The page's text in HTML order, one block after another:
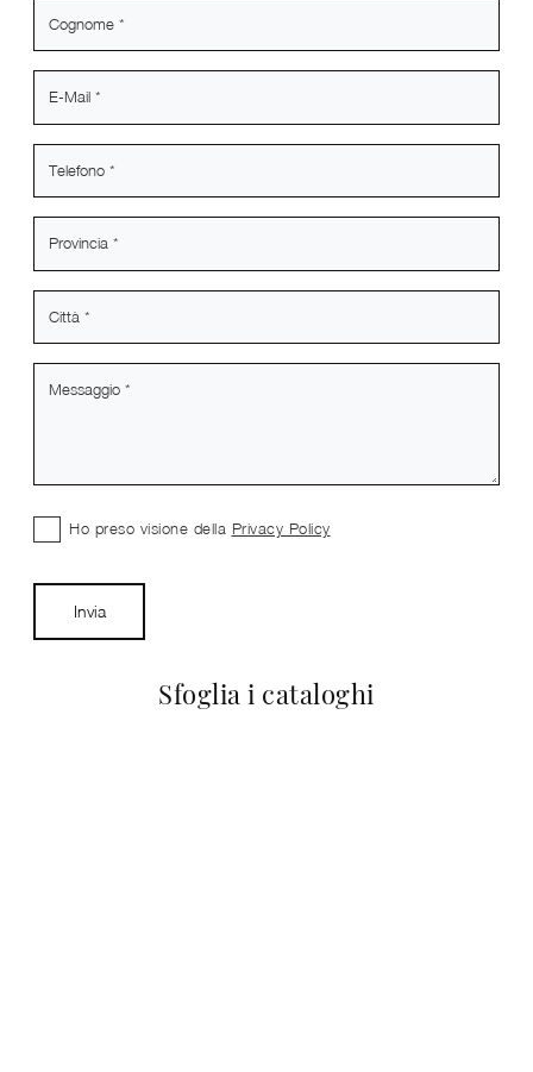
Sfoglia i cataloghi
Ho preso visione della Privacy Policy
Invia